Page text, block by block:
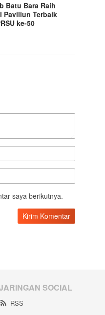
Batu Bara Raih
Paviliun Terbaik
ke-50
saya berikutnya.
SOCIAL
RSS